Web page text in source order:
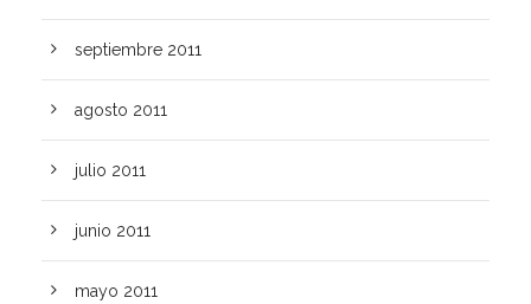
septiembre 2011
agosto 2011
julio 2011
junio 2011
mayo 2011